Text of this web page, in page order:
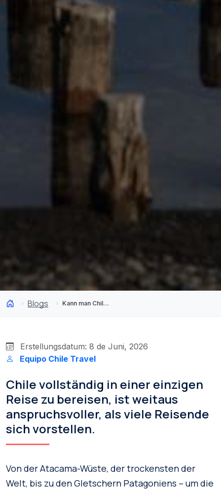
Blogs Kann man Chile in einer einzigen Reise kennenlernen? Die Antwort wird Sie überraschen
Erstellungsdatum: 8 de Juni, 2026
Equipo Chile Travel
Chile vollständig in einer einzigen
Reise zu bereisen, ist weitaus
anspruchsvoller, als viele Reisende
sich vorstellen.
Von der Atacama-Wüste, der trockensten der
Welt, bis zu den Gletschern Patagoniens – um die